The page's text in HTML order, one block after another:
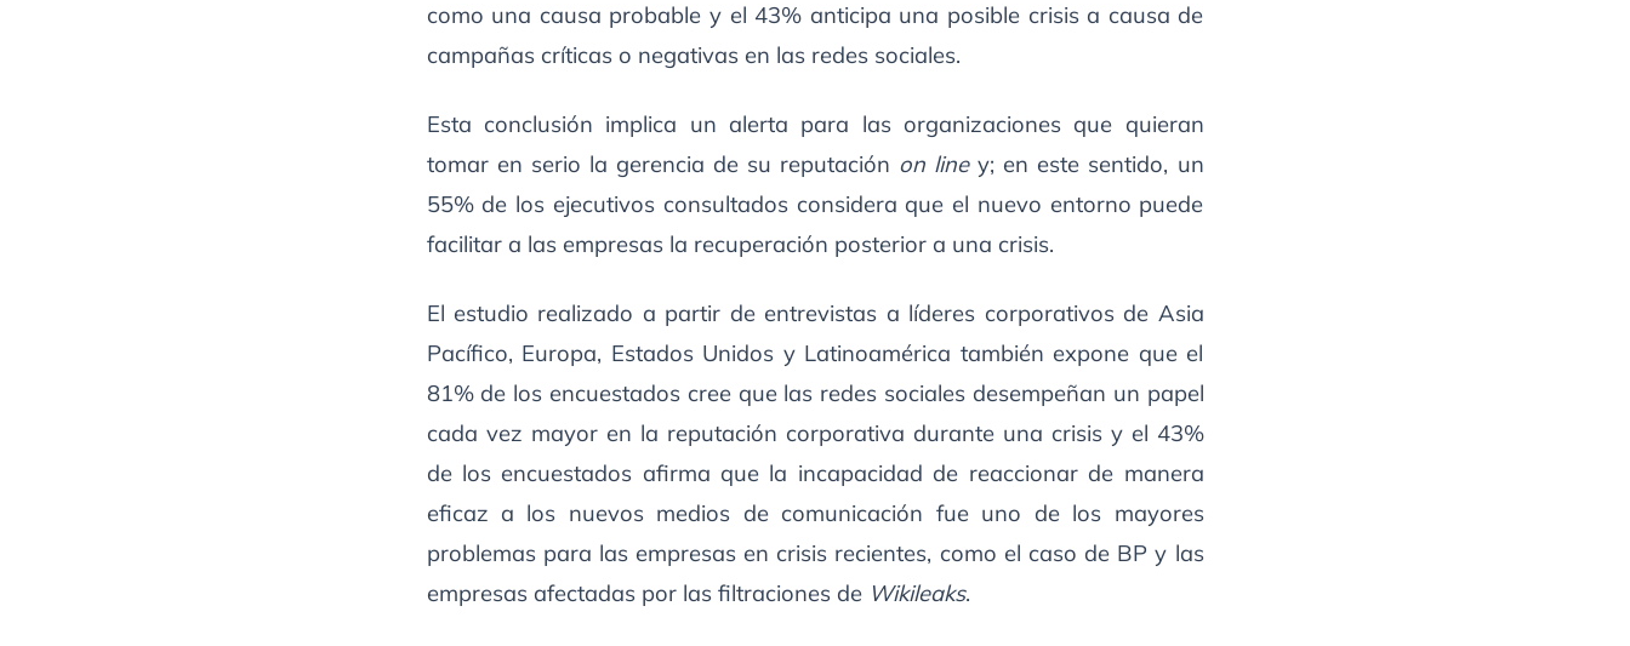
como una causa probable y el 43% anticipa una posible crisis a causa de
campañas críticas o negativas en las redes sociales.
Esta conclusión implica un alerta para las organizaciones que quieran
tomar en serio la gerencia de su reputación on liney; en este sentido, un
55% de los ejecutivos consultados considera que el nuevo entorno puede
facilitar a las empresas la recuperación posterior a una crisis.
El estudio realizado a partir de entrevistas a líderes corporativos de Asia
Pacífico, Europa, Estados Unidos y Latinoamérica también expone que el
81% de los encuestados cree que las redes sociales desempeñan un papel
cada vez mayor en la reputación corporativa durante una crisis y el 43%
de los encuestados afirma que la incapacidad de reaccionar de manera
eficaz a los nuevos medios de comunicación fue uno de los mayores
problemas para las empresas en crisis recientes, como el caso de BP y las
empresas afectadas por las filtraciones de Wikileaks.